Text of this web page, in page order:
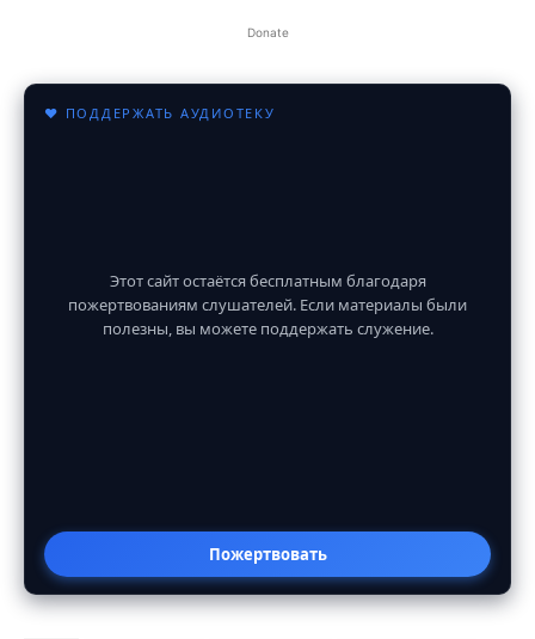
Donate
♥ ПОДДЕРЖАТЬ АУДИОТЕКУ
Этот сайт остаётся бесплатным благодаря
пожертвованиям слушателей. Если материалы были
полезны, вы можете поддержать служение.
Пожертвовать